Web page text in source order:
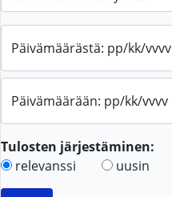
Päivämäärästä: pp/kk/vvvv
Päivämäärään: pp/kk/vvvv
Tulosten järjestäminen:
relevanssi
uusin